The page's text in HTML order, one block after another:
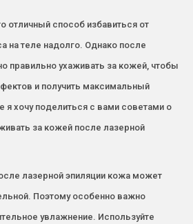
отличный способ избавиться от
на теле надолго. Однако после
правильно ухаживать за кожей, чтобы
и получить максимальный
я хочу поделиться с вами советами о
за кожей после лазерной
лазерной эпиляции кожа может
Поэтому особенно важно
увлажнение. Используйте